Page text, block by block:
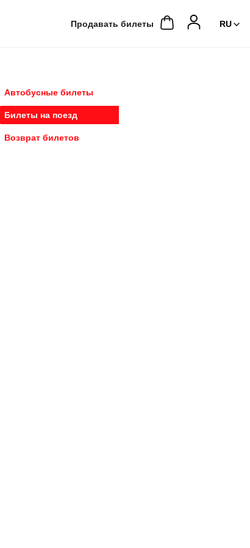
Продавать билеты
Автобусные билеты
Билеты на поезд
Возврат билетов